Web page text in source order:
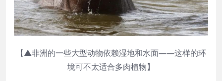
【▲非洲的一些大型动物依赖湿地和水面——这样的环
境可不太适合多肉植物】